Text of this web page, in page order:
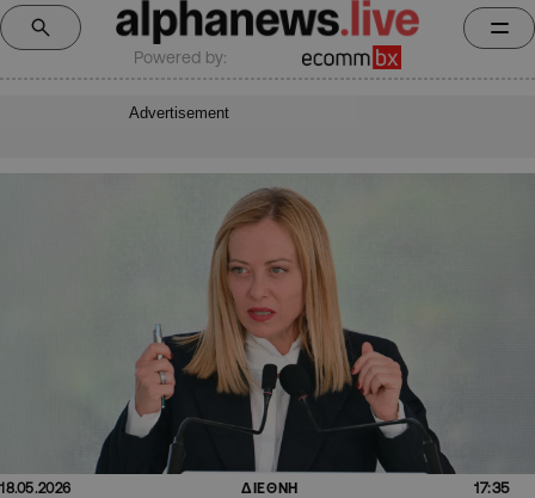
Powered by:
Advertisement
18.05.2026 ΔΙΕΘΝΗ 17:35